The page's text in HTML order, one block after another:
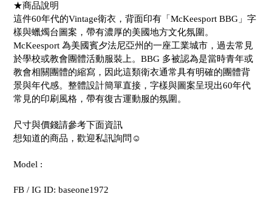
★商品說明
這件60年代的Vintage衛衣，背面印有「McKeesport BBG」字
樣與蠟燭台圖案，帶有濃厚的美國地方文化氛圍。
McKeesport 為美國賓夕法尼亞州的一座工業城市，過去常見
於學校或教會團體活動服裝上。BBG 多被認為是當時青年或
教會相關團體的縮寫，因此這類衛衣通常具有明確的團體背
景與年代感。整體設計簡單直接，字樣與圖案呈現出60年代
常見的印刷風格，帶有復古運動服的氛圍。
尺寸與價錢請參考下面資訊
想知道的商品，歡迎私訊詢問☺
Model :
FB / IG ID: baseone1972